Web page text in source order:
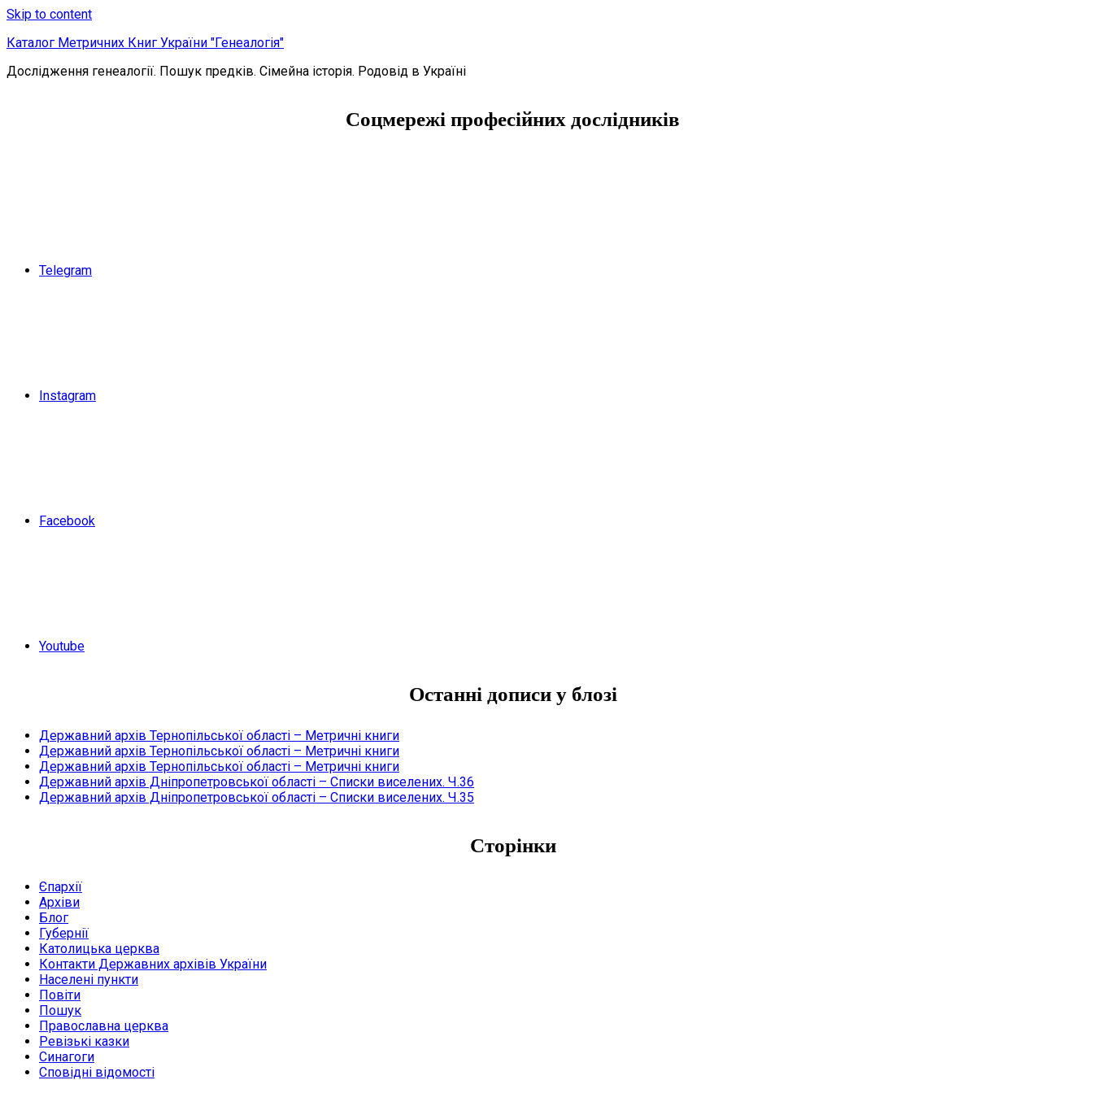
Skip to content
Каталог Метричних Книг України "Генеалогія"
Дослідження генеалогії. Пошук предків. Сімейна історія. Родовід в Україні
Соцмережі професійних дослідників
Telegram
Instagram
Facebook
Youtube
Останні дописи у блозі
Державний архів Тернопільської області – Метричні книги
Державний архів Тернопільської області – Метричні книги
Державний архів Тернопільської області – Метричні книги
Державний архів Дніпропетровської області – Списки виселених. Ч.36
Державний архів Дніпропетровської області – Списки виселених. Ч.35
Сторінки
Єпархії
Архіви
Блог
Губернії
Католицька церква
Контакти Державних архівів України
Населені пункти
Повіти
Пошук
Православна церква
Ревізькі казки
Синагоги
Сповідні відомості